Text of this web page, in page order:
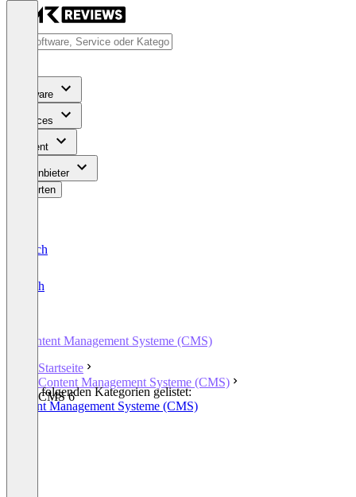
Software
Services
Content
Für Anbieter
Bewerten
Deutsch
English
Content Management Systeme (CMS)
Startseite
Content Management Systeme (CMS)
CMS 6
In den folgenden Kategorien gelistet:
Content Management Systeme (CMS)